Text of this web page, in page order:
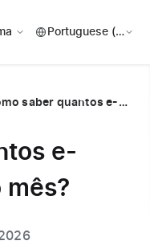
Como saber quantos e-mails já enviei no mês?
e-
mês?